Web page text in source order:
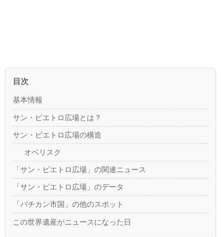
目次
基本情報
サン・ピエトロ広場とは？
サン・ピエトロ広場の構造
オベリスク
「サン・ピエトロ広場」の関連ニュース
「サン・ピエトロ広場」のデータ
「バチカン市国」の他のスポット
この世界遺産がニュースになった日